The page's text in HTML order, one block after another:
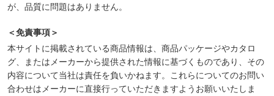
が、品質に問題はありません。
＜免責事項＞
本サイトに掲載されている商品情報は、商品パッケージやカタロ
グ、またはメーカーから提供された情報に基づくものであり、その
内容について当社は責任を負いかねます。これらについてのお問い
合わせはメーカーに直接行っていただきますようお願いいたしま